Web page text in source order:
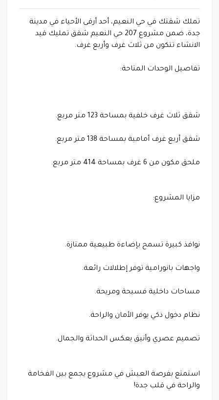
تملك شقتك في حي النعيم، أحد أرقى الأحياء في مدينة
جدة، ضمن مشروع 207 حي النعيم شقق تمليك قيد
الانشاء تتكون من ثلاث غرف وأربع غرف.
تفاصيل الوحدات المتاحة:
شقق ثلاث غرف خلفية بمساحة 123 متر مربع.
شقق أربع غرف أمامية بمساحة 138 متر مربع.
ملحق مكون من 6 غرف بمساحة 414 متر مربع.
مزايا المشروع:
نوافذ كبيرة تسمح بإضاءة طبيعية ممتازة.
واجهات بانورامية توفر إطلالات رائعة.
مساحات داخلية فسيحة ومريحة.
نظام دخول ذكي يوفر الأمان والراحة.
تصميم عصري وأنيق يعكس الحداثة والجمال.
استمتع بفرصة العيش في مشروع يجمع بين الفخامة
والراحة في قلب جدة!